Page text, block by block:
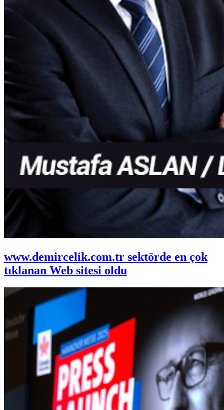
www.demircelik.com.tr sektörde en çok
tıklanan Web sitesi oldu